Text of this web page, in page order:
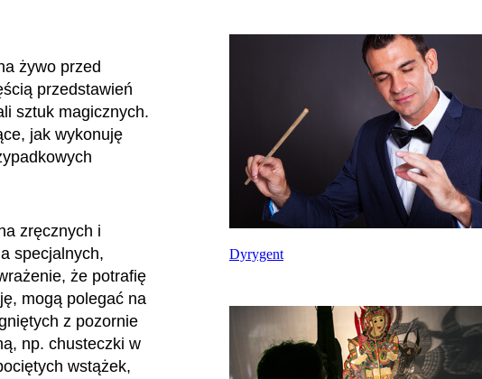
żywo przed
przedstawień
sztuk magicznych.
jak wykonuję
zręcznych i
specjalnych,
że potrafię
mogą polegać na
z pozornie
np. chusteczki w
wstążek,
Dyrygent